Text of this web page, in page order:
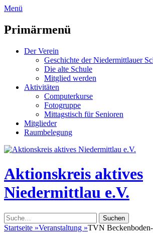
zum
überspringen
Menü
Primärmenü
Der Verein
Geschichte der Niedermittlauer
Die alte Schule
Mitglied werden
Aktivitäten
Computerkurse
Fotogruppe
Mittagstisch für Senioren
Mitglieder
Raumbelegung
Header
Aktionskreis aktives
Niedermittlau e.V.
Suche
nach:
Startseite »Veranstaltung »TVN